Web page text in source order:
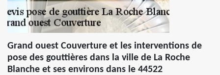
Grand ouest Couverture et les interventions de
pose des gouttières dans la ville de La Roche
Blanche et ses environs dans le 44522